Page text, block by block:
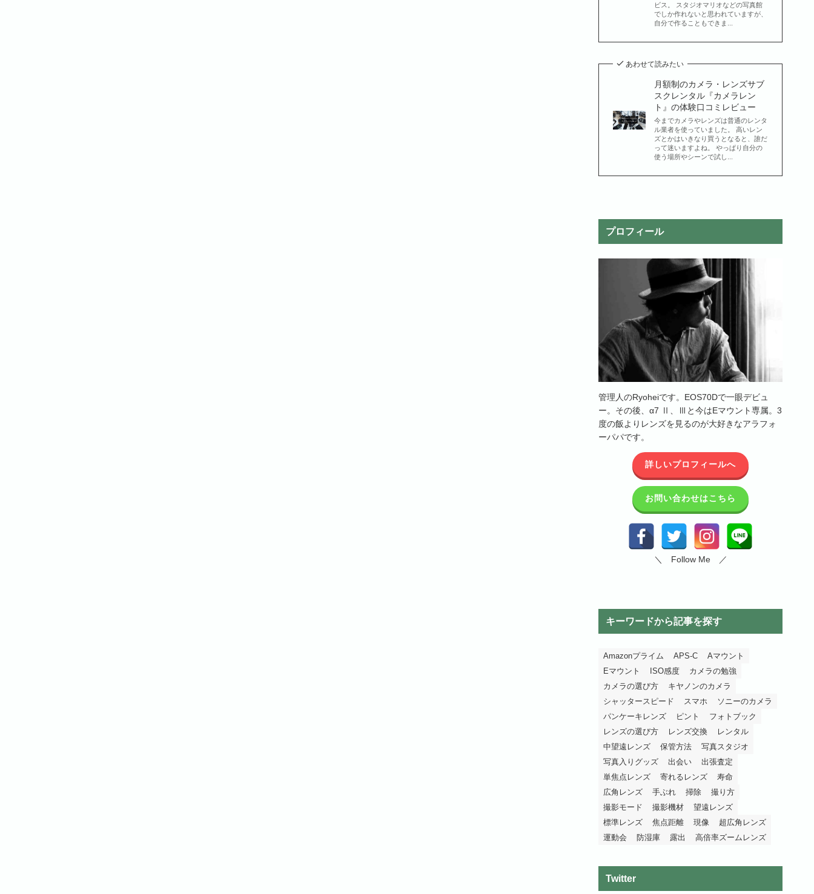
ビス。 スタジオマリオなどの写真館
でしか作れないと思われていますが、
自分で作ることもできま...
あわせて読みたい
月額制のカメラ・レンズサブ
スクレンタル『カメラレン
ト』の体験口コミレビュー
今までカメラやレンズは普通のレンタ
ル業者を使っていました。 高いレン
ズとかはいきなり買うとなると、誰だ
って迷いますよね。 やっぱり自分の
使う場所やシーンで試し...
プロフィール
管理人のRyoheiです。EOS70Dで一眼デビュ
ー。その後、α7 Ⅱ、Ⅲと今はEマウント専属。3
度の飯よりレンズを見るのが大好きなアラフォ
ーパパです。
詳しいプロフィールへ
お問い合わせはこちら
＼ Follow Me ／
キーワードから記事を探す
Amazonプライム APS-C
Aマウント
Eマウント
ISO感度
カメラの勉強
カメラの選び方
キヤノンのカメラ
シャッタースピード
スマホ
ソニーのカメラ
パンケーキレンズ
ピント
フォトブック
レンズの選び方
レンズ交換
レンタル
中望遠レンズ
保管方法
写真スタジオ
写真入りグッズ
出会い
出張査定
単焦点レンズ
寄れるレンズ
寿命
広角レンズ
手ぶれ 掃除
撮り方
撮影モード
撮影機材
望遠レンズ
標準レンズ
焦点距離 現像
超広角レンズ
運動会
防湿庫 露出 高倍率ズームレンズ
Twitter